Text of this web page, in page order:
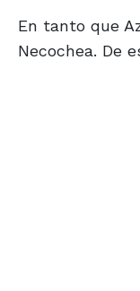
En tanto que
Necochea. De